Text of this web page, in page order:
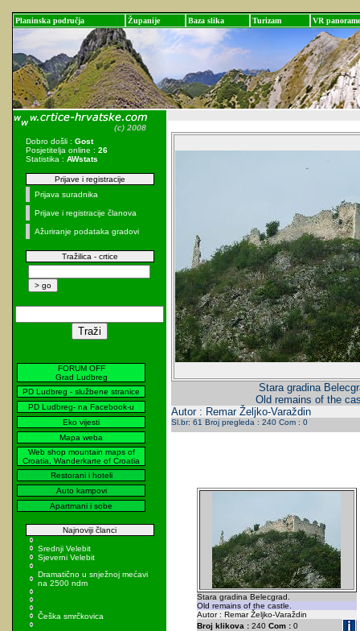
Planinska područja Županije Baza slika Turizam VR panorame
Dobro došli : Gost
Posjetitelja online : 26
Statistika : AWstats
Prijave i registracije
Prijava suradnika
Prijave i registracije članova
Ažuriranje podataka gradovi
Tražilica - crtice
FORUM OFF
Grad Ludbreg
PD Ludbreg - službene stranice
PD Ludbreg- na Facebook-u
Eko vijesti
Mapa weba
Web shop mountain maps of
Croatia, Wanderkarte of Croatia
Restorani i hoteli
Auto kampovi
Apartmani i sobe
Najnoviji članci
Srednji Velebit
Sjeverni Velebit
Dramatično u snježnoj mećavi
na 2500 ndm
Češka smrčkovica
Stara gradina
Old remains of the
Autor : Remar Željko-Varaždin
Sl.br: 61 Broj pregleda : 240 Com : 0
Stara gradina Belecgrad.
Old remains of the castle.
Autor : Remar Željko-Varaždin
Broj klikova :240 Com :0